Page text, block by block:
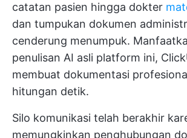
catatan pasien hingga dokter
dan tumpukan dokumen
cenderung menumpuk.
penulisan AI asli platform ini,
membuat dokumentasi
hitungan detik.
Silo komunikasi telah berakhir
memungkinkan penghubungan